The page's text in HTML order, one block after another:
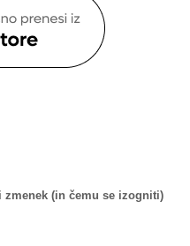
zmenek (in čemu se izogniti)